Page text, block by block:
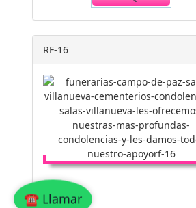
RF-16
☎ Llamar